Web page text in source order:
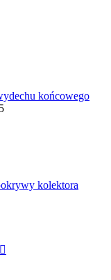
końcowego
kolektora